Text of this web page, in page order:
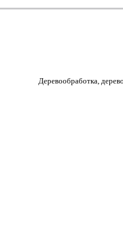
Деревообработка,